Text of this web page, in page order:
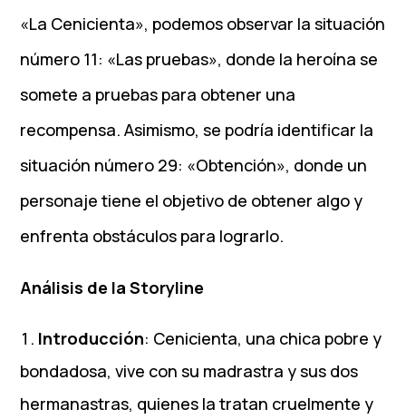
«La Cenicienta», podemos observar la situación
número 11: «Las pruebas», donde la heroína se
somete a pruebas para obtener una
recompensa. Asimismo, se podría identificar la
situación número 29: «Obtención», donde un
personaje tiene el objetivo de obtener algo y
enfrenta obstáculos para lograrlo.
Análisis de la Storyline
Introducción: Cenicienta, una chica pobre y
bondadosa, vive con su madrastra y sus dos
hermanastras, quienes la tratan cruelmente y